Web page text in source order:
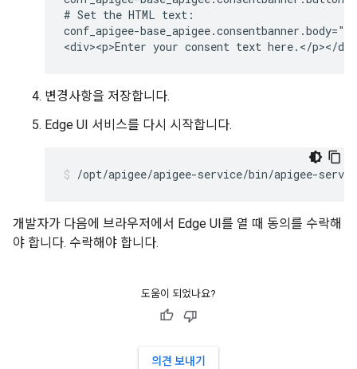
# Set the HTML text:
conf_apigee-
<div><p>Enter your consent text here.</p></
변경사항을 저장합니다.
Edge UI 서비스를 다시 시작합니다.
/opt/apigee/apigee-service/bin/apigee-
개발자가 다음에 브라우저에서 Edge UI를 열 때 동의를 수락해
야 합니다. 수락해야 합니다.
도움이 되었나요?
의견 보내기